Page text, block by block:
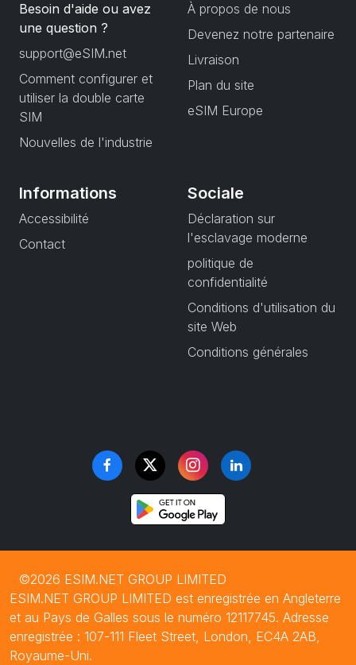
Besoin d'aide ou avez
une question ?
support@eSIM.net
Comment configurer et
utiliser la double carte
SIM
Nouvelles de l'industrie
À propos de nous
Devenez notre partenaire
Livraison
Plan du site
eSIM Europe
Informations
Accessibilité
Contact
Sociale
Déclaration sur
l'esclavage moderne
politique de
confidentialité
Conditions d'utilisation du
site Web
Conditions générales
©2026 ESIM.NET GROUP LIMITED
ESIM.NET GROUP LIMITED est enregistrée en Angleterre
et au Pays de Galles sous le numéro 12117745. Adresse
enregistrée : 107-111 Fleet Street, London, EC4A 2AB,
Royaume-Uni.